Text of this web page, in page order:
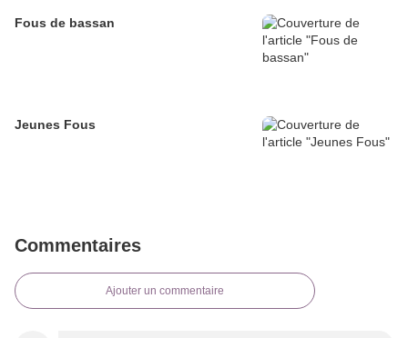
Fous de bassan
Jeunes Fous
Commentaires
Ajouter un commentaire